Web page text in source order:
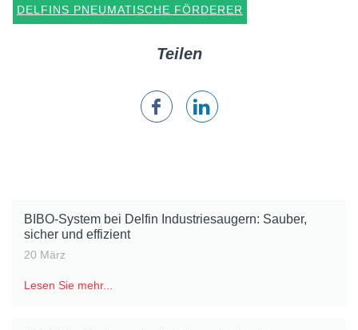
DELFINS PNEUMATISCHE FÖRDERER
Teilen
BIBO-System bei Delfin Industriesaugern: Sauber,
sicher und effizient
20 März
Lesen Sie mehr...